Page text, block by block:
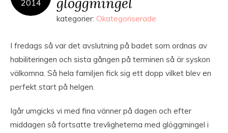
2014
kategorier: Okategoriserade
I fredags så var det avslutning på badet som ordnas av
habiliteringen och sista gången på terminen så är syskon
välkomna. Så hela familjen fick sig ett dopp vilket blev en
perfekt start på helgen.
Igår umgicks vi med fina vänner på dagen och efter
middagen så fortsatte trevligheterna med glöggmingel i